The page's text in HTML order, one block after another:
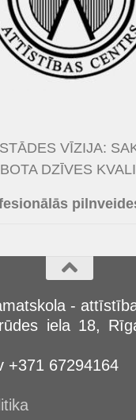
VĪZIJA:
DZĪVES
-
iela 18,
+371 67294164